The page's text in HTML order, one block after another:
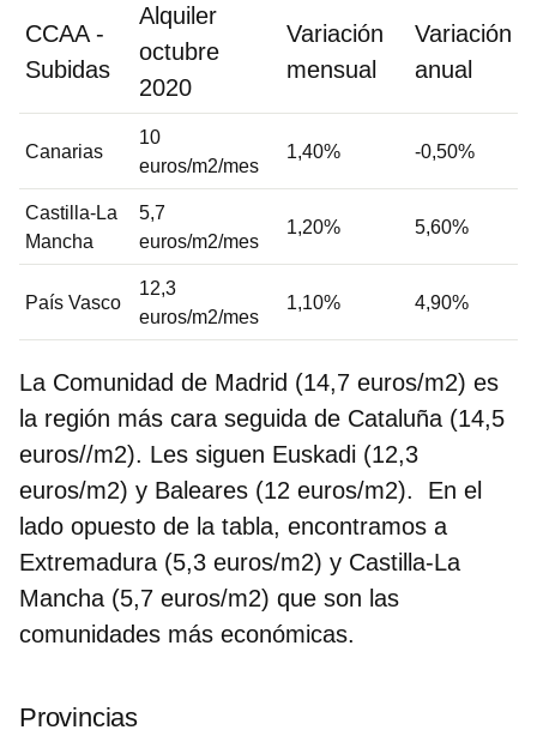
CCAA -
Subidas
Alquiler
octubre
2020
Variación
mensual
Variación
anual
Canarias
10
euros/m2/mes
1,40% -0,50%
Castilla-La
Mancha
5,7
euros/m2/mes
1,20% 5,60%
País Vasco
12,3
euros/m2/mes
1,10% 4,90%
La Comunidad de Madrid (14,7 euros/m2) es
la región más cara seguida de Cataluña (14,5
euros//m2). Les siguen Euskadi (12,3
euros/m2) y Baleares (12 euros/m2). En el
lado opuesto de la tabla, encontramos a
Extremadura (5,3 euros/m2) y Castilla-La
Mancha (5,7 euros/m2) que son las
comunidades más económicas.
Provincias